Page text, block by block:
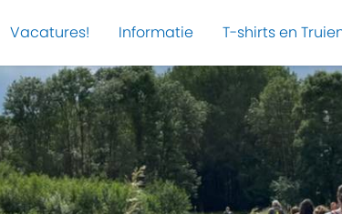
Vacatures! Informatie T-shirts en